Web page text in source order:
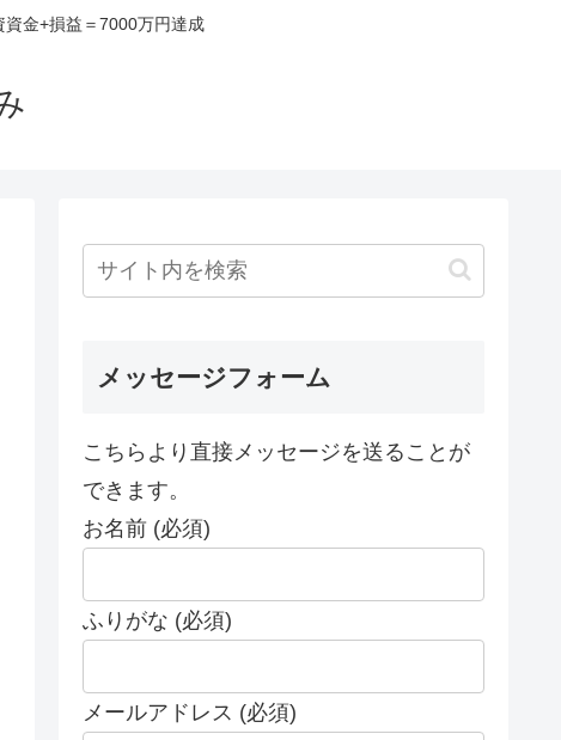
金+損益＝7000万円達成
メッセージフォーム
こちらより直接メッセージを送ることが
できます。
お名前 (必須)
ふりがな (必須)
メールアドレス (必須)